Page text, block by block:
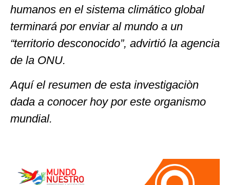
humanos en el sistema climático global
terminará por enviar al mundo a un
“territorio desconocido”, advirtió la agencia
de la ONU.
Aquí el resumen de esta investigaciòn
dada a conocer hoy por este organismo
mundial.